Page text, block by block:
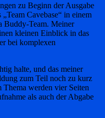
zu Beginn der Ausgabe
Cavebase“ in einem
Buddy-Team. Meiner
kleinen Einblick in das
bei komplexen
halte, und das meiner
zum Teil noch zu kurz
werden vier Seiten
als auch der Abgabe